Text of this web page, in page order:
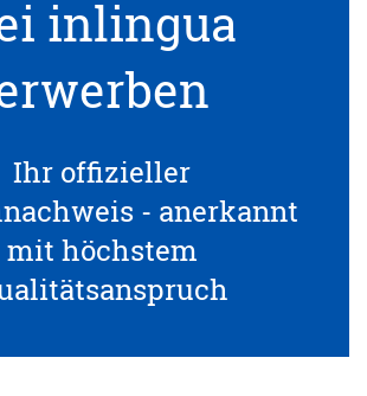
inlingua
Ihr offizieller
- anerkannt
mit höchstem